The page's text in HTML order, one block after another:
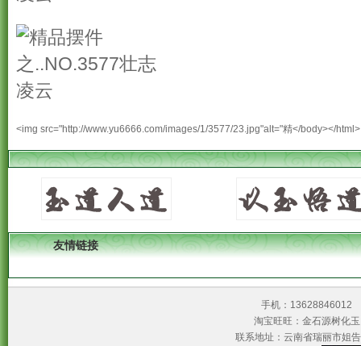
<img src="http://www.yu6666.com/images/1/3577/23.jpg"alt="精</body></html>
友情链接
手机：
淘宝旺旺：金石源树
联系地址：云南省瑞丽市姐